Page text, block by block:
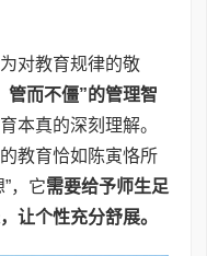
对教育规律的敬
管而不僵”的管理智
本真的深刻理解。
教育恰如陈寅恪所
，它需要给予师生足
让个性充分舒展。